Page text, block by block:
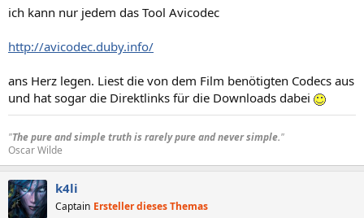
ich kann nur jedem das Tool Avicodec
http://avicodec.duby.info/
ans Herz legen. Liest die von dem Film benötigten Codecs aus
und hat sogar die Direktlinks für die Downloads dabei
"The pure and simple truth is rarely pure and never simple."
Oscar Wilde​
k4li
Captain Ersteller dieses Themas